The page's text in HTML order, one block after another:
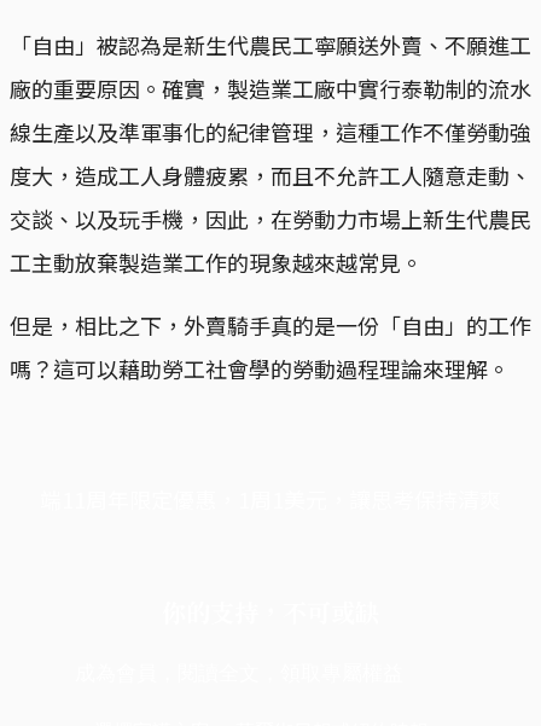
「自由」被認為是新生代農民工寧願送外賣、不願進工
廠的重要原因。確實，製造業工廠中實行泰勒制的流水
線生產以及準軍事化的紀律管理，這種工作不僅勞動強
度大，造成工人身體疲累，而且不允許工人隨意走動、
交談、以及玩手機，因此，在勞動力市場上新生代農民
工主動放棄製造業工作的現象越來越常見。
但是，相比之下，外賣騎手真的是一份「自由」的工作
嗎？這可以藉助勞工社會學的勞動過程理論來理解。